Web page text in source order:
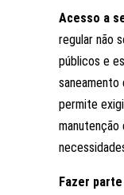
Acesso a
regular não
públicos e
saneamento
permite
manutenção
Fazer